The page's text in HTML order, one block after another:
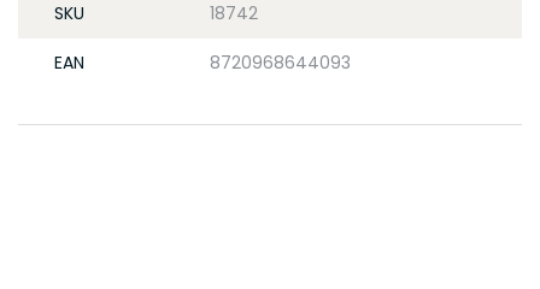
SKU 18742
EAN 8720968644093